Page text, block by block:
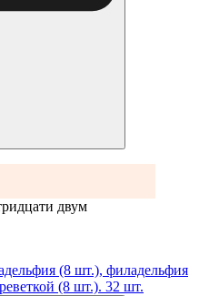
двум
(8 шт.), филадельфия
(8 шт.). 32 шт.